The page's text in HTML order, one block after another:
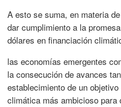
A esto se suma, en materia
dar cumplimiento a la
dólares en financiación
las economías emergentes
la consecución de avances
establecimiento de un
climática más ambicioso para